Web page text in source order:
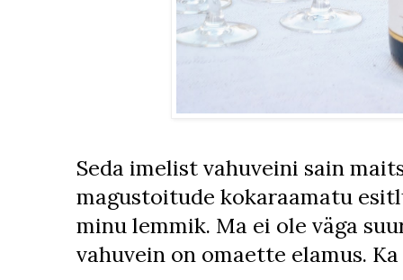
Seda imelist vahuveini sain
magustoitude kokaraamatu
minu lemmik. Ma ei ole väga
vahuvein on omaette elamus.